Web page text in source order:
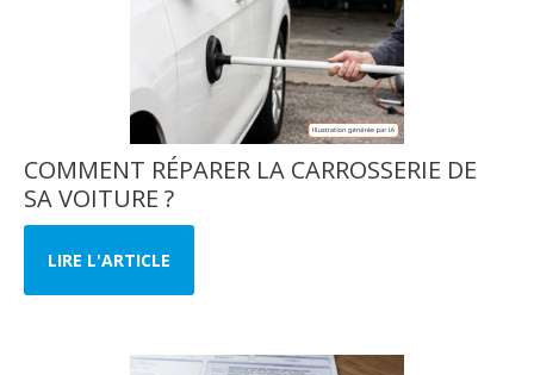
COMMENT RÉPARER LA CARROSSERIE DE
SA VOITURE ?
LIRE L'ARTICLE